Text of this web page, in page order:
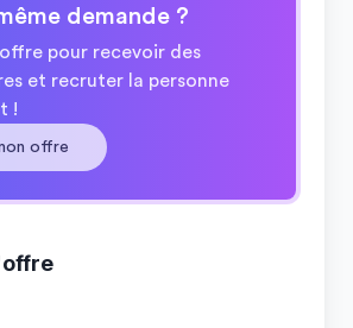
demande ?
pour recevoir des
et recruter la personne
!
offre